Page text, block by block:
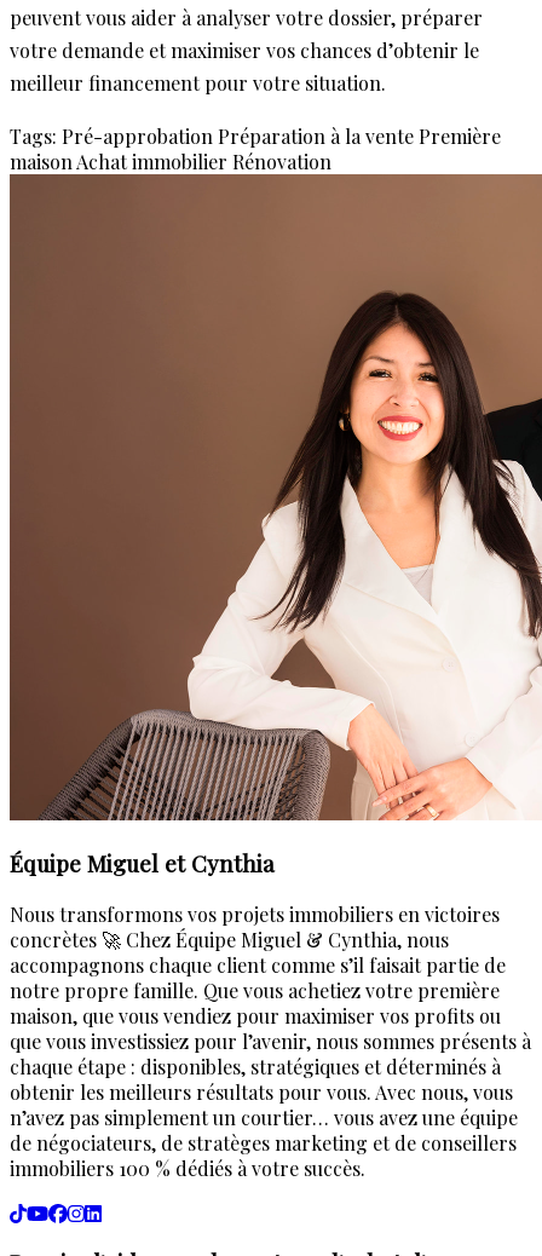
peuvent vous aider à analyser votre dossier, préparer
votre demande et maximiser vos chances d’obtenir le
meilleur financement pour votre situation.
Tags: Pré-approbation Préparation à la vente Première
maison Achat immobilier Rénovation
Équipe Miguel et Cynthia
Nous transformons vos projets immobiliers en victoires
concrètes 🚀 Chez Équipe Miguel & Cynthia, nous
accompagnons chaque client comme s’il faisait partie de
notre propre famille. Que vous achetiez votre première
maison, que vous vendiez pour maximiser vos profits ou
que vous investissiez pour l’avenir, nous sommes présents à
chaque étape : disponibles, stratégiques et déterminés à
obtenir les meilleurs résultats pour vous. Avec nous, vous
n’avez pas simplement un courtier… vous avez une équipe
de négociateurs, de stratèges marketing et de conseillers
immobiliers 100 % dédiés à votre succès.